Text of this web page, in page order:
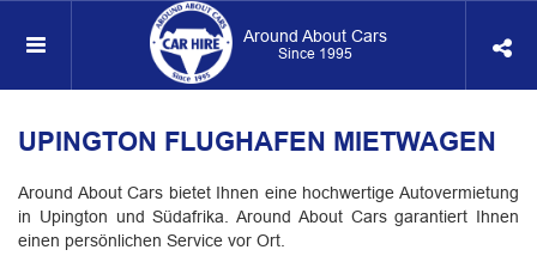
Around About Cars
Since 1995
UPINGTON FLUGHAFEN MIETWAGEN
Around About Cars bietet Ihnen eine hochwertige Autovermietung
in Upington und Südafrika. Around About Cars garantiert Ihnen
einen persönlichen Service vor Ort.